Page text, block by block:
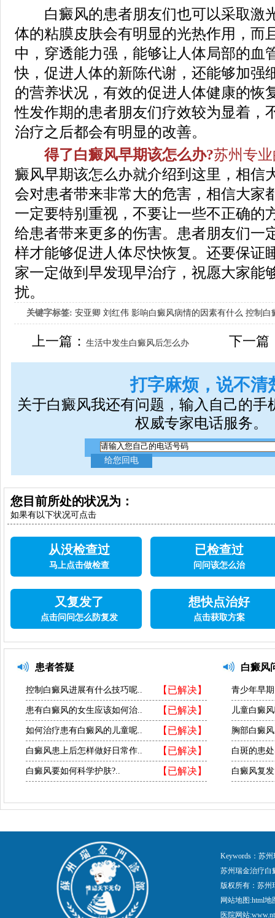
白癜风的患者朋友们也可以采取激
体的粘膜皮肤会有明显的光热作用，而
中，穿透能力强，能够让人体局部的血
快，促进人体的新陈代谢，还能够加强
的营养状况，有效的促进人体健康的恢
性发作期的患者朋友们疗效较为显着，
治疗之后都会有明显的改善。
得了白癜风早期该怎么办?苏州专
癜风早期该怎么办就介绍到这里，相信
会对患者带来非常大的危害，相信大家
一定要特别重视，不要让一些不正确的
给患者带来更多的伤害。患者朋友们一
样才能够促进人体尽快恢复。还要保证
家一定做到早发现早治疗，祝愿大家能
扰。
关键字标签: 安亚卿 刘红伟 影响白癜风病情的因素有什么 控制白
女生应该如何治疗呢
上一篇：生活中发生白癜风后怎么办 下一篇
打字麻烦，说不清
关于白癜风我还有问题，输入自己的手
权威专家电话服务。
您目前所处的状况为：
如果有以下状况可点击
从没检查过
马上点击做检查
已检查过
问问该怎么治
又复发了
点击问问怎么防复发
想快点治好
点击获取方案
患者答疑
【已解决】
控制白癜风进展有什么技巧呢..
【已解决】
患有白癜风的女生应该如何治..
【已解决】
如何治疗患有白癜风的儿童呢..
【已解决】
白癜风患上后怎样做好日常作..
【已解决】
白癜风要如何科学护肤?..
白癜风
青少年早
儿童白癜
胸部白癜
白斑的患
白癜风复
Keywords：苏
苏州瑞金治疗白
版权所有：苏
网站地图:html地
医院网站